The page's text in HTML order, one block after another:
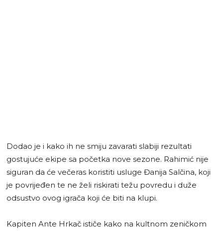
Dodao je i kako ih ne smiju zavarati slabiji rezultati
gostujuće ekipe sa početka nove sezone. Rahimić nije
siguran da će večeras koristiti usluge Đanija Salčina, koji
je povrijeđen te ne želi riskirati težu povredu i duže
odsustvo ovog igrača koji će biti na klupi.
Kapiten Ante Hrkač ističe kako na kultnom zeničkom